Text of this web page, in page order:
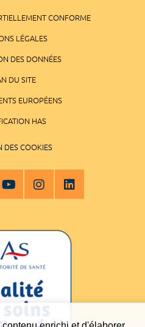
CONFORME
LÉGALES
DES DONNÉES
DU SITE
EUROPÉENS
HAS
DES COOKIES